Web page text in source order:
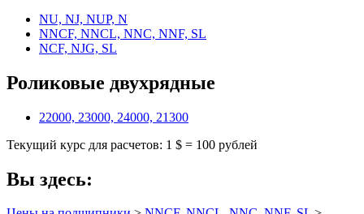
NU, NJ, NUP, N
NNCF, NNCL, NNC, NNF, SL
NCF, NJG, SL
Роликовые двухрядные
22000, 23000, 24000, 21300
Текущий курс для расчетов: 1 $ = 100 рублей
Вы здесь: